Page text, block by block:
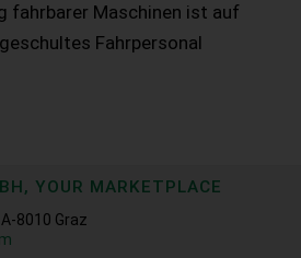
fahrbarer Maschinen ist auf
Fahrpersonal
YOUR MARKETPLACE
8010 Graz